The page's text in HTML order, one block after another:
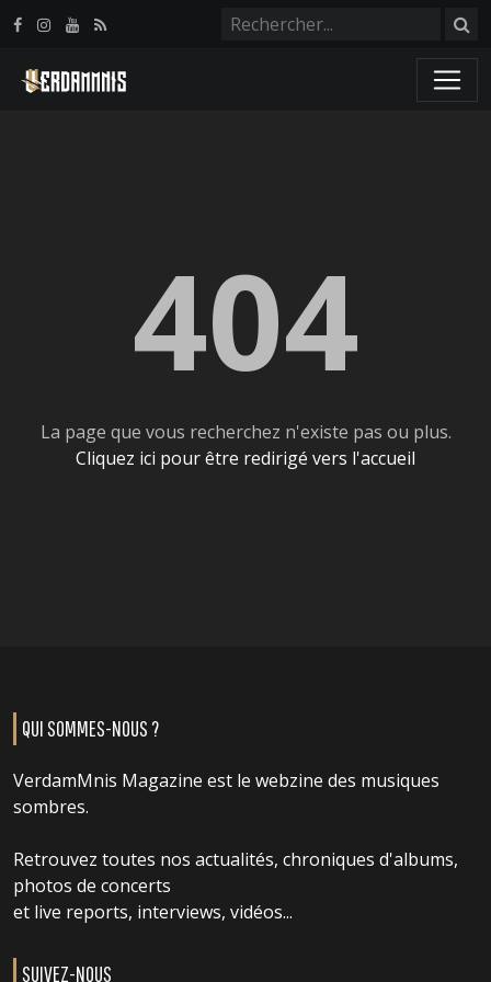
404
La page que vous recherchez n'existe pas ou plus.
Cliquez ici pour être redirigé vers l'accueil
QUI SOMMES-NOUS ?
VerdamMnis Magazine est le webzine des musiques
sombres.
Retrouvez toutes nos actualités, chroniques d'albums,
photos de concerts
et live reports, interviews, vidéos...
SUIVEZ-NOUS
Panneau de gestion des cookies